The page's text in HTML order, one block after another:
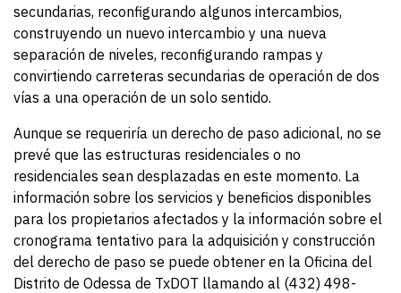
secundarias, reconfigurando algunos intercambios,
construyendo un nuevo intercambio y una nueva
separación de niveles, reconfigurando rampas y
convirtiendo carreteras secundarias de operación de dos
vías a una operación de un solo sentido.
Aunque se requeriría un derecho de paso adicional, no se
prevé que las estructuras residenciales o no
residenciales sean desplazadas en este momento. La
información sobre los servicios y beneficios disponibles
para los propietarios afectados y la información sobre el
cronograma tentativo para la adquisición y construcción
del derecho de paso se puede obtener en la Oficina del
Distrito de Odessa de TxDOT llamando al (432) 498-